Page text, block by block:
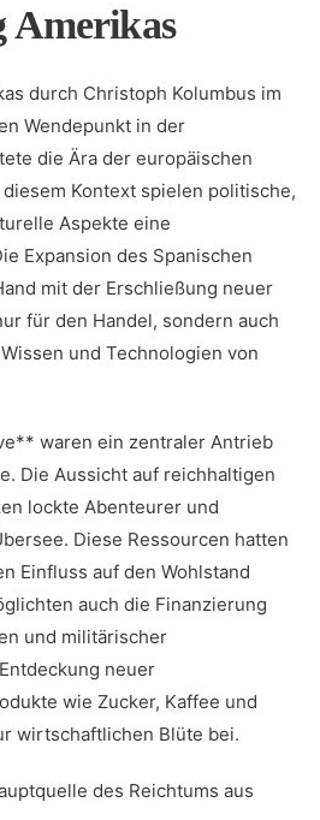
Amerikas
durch Christoph Kolumbus im
Wendepunkt in der
die Ära der europäischen
Kontext spielen​ politische,
⁤Aspekte eine
Expansion des Spanischen
mit der Erschließung⁤ neuer
für den ‌Handel, ⁣sondern auch
und⁢ Technologien ‍von
waren ein zentraler Antrieb
Die Aussicht auf reichhaltigen
lockte Abenteurer und
Diese Ressourcen hatten
Einfluss auf den Wohlstand
auch die Finanzierung
und militärischer
neuer
wie ⁣Zucker, Kaffee und
wirtschaftlichen ⁢Blüte bei.
des Reichtums aus